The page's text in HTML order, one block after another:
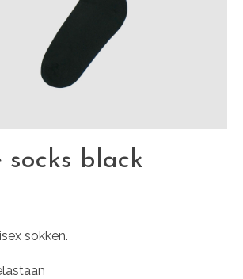
socks black
sokken.